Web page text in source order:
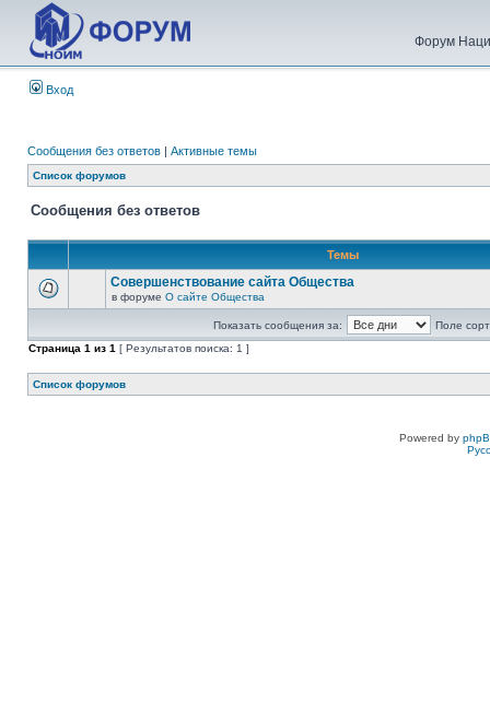
Форум
Вход
Сообщения без ответов | Активные темы
Список форумов
Сообщения без ответов
Темы
Совершенствование сайта Общества
в форуме О сайте Общества
Показать сообщения за:
Поле
Страница 1 из 1 [ Результатов поиска: 1 ]
Список форумов
Powered by